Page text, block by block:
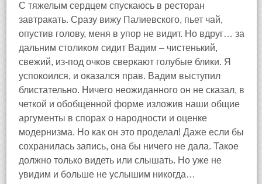
С тяжелым сердцем спускаюсь в ресторан
завтракать. Сразу вижу Палиевского, пьет чай,
опустив голову, меня в упор не видит. Но вдруг… за
дальним столиком сидит Вадим – чистенький,
свежий, из‑под очков сверкают голубые блики. Я
успокоился, и оказался прав. Вадим выступил
блистательно. Ничего неожиданного он не сказал, в
четкой и обобщенной форме изложив наши общие
аргументы в спорах о народности и оценке
модернизма. Но как он это проделал! Даже если бы
сохранилась запись, она бы ничего не дала. Такое
должно только видеть или слышать. Но уже не
увидим и больше не услышим никогда…